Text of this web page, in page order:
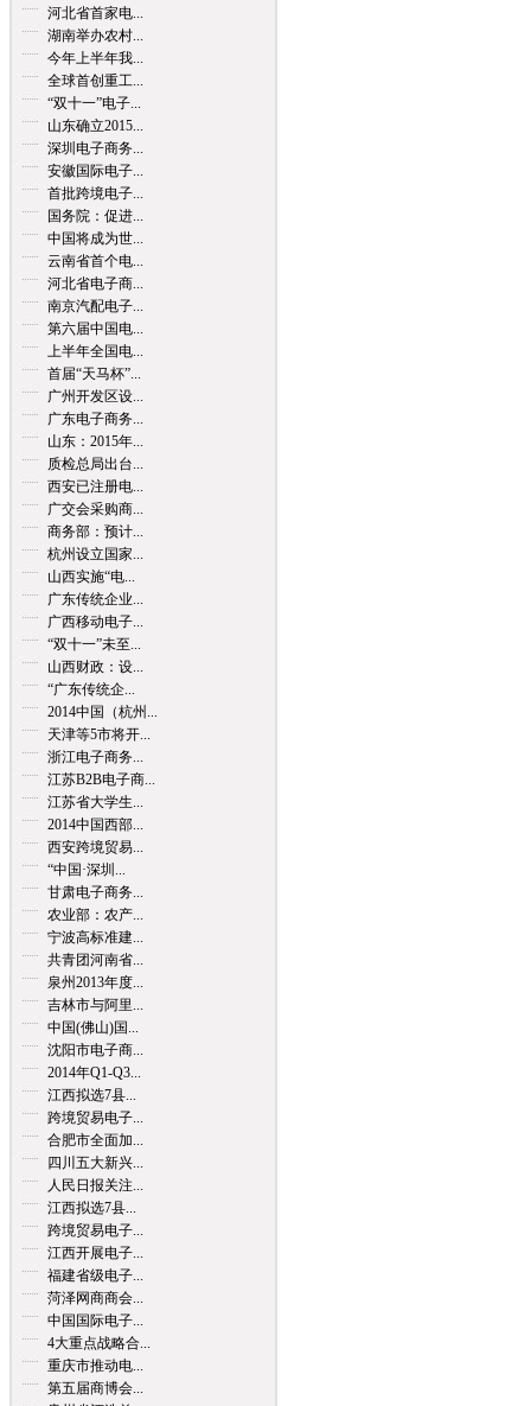
河北省首家电...
湖南举办农村...
今年上半年我...
全球首创重工...
“双十一”电子...
山东确立2015...
深圳电子商务...
安徽国际电子...
首批跨境电子...
国务院：促进...
中国将成为世...
云南省首个电...
河北省电子商...
南京汽配电子...
第六届中国电...
上半年全国电...
首届“天马杯”...
广州开发区设...
广东电子商务...
山东：2015年...
质检总局出台...
西安已注册电...
广交会采购商...
商务部：预计...
杭州设立国家...
山西实施“电...
广东传统企业...
广西移动电子...
“双十一”未至...
山西财政：设...
“广东传统企...
2014中国（杭州...
天津等5市将开...
浙江电子商务...
江苏B2B电子商...
江苏省大学生...
2014中国西部...
西安跨境贸易...
“中国·深圳...
甘肃电子商务...
农业部：农产...
宁波高标准建...
共青团河南省...
泉州2013年度...
吉林市与阿里...
中国(佛山)国...
沈阳市电子商...
2014年Q1-Q3...
江西拟选7县...
跨境贸易电子...
合肥市全面加...
四川五大新兴...
人民日报关注...
江西拟选7县...
跨境贸易电子...
江西开展电子...
福建省级电子...
菏泽网商商会...
中国国际电子...
4大重点战略合...
重庆市推动电...
第五届商博会...